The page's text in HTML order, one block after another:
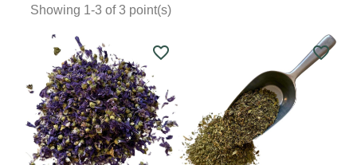
Showing 1-3 of 3 point(s)
favorite_border favorite_border